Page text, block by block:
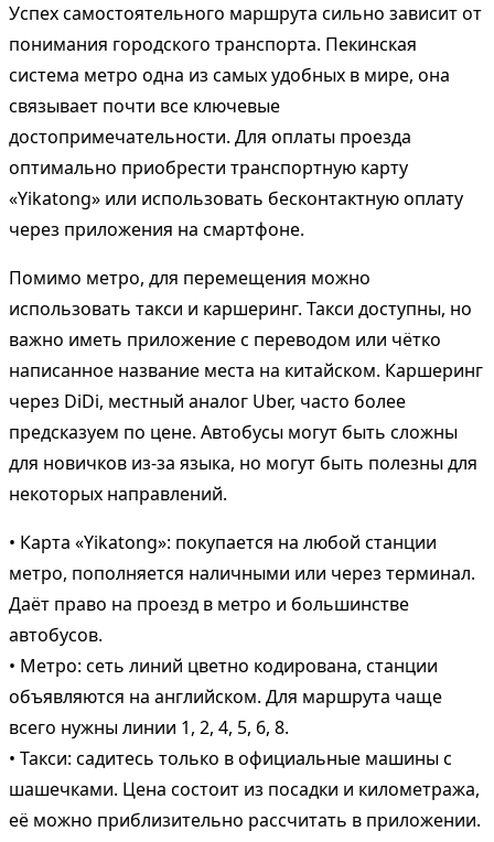
Успех самостоятельного маршрута сильно зависит от
понимания городского транспорта. Пекинская
система метро одна из самых удобных в мире, она
связывает почти все ключевые
достопримечательности. Для оплаты проезда
оптимально приобрести транспортную карту
«Yikatong» или использовать бесконтактную оплату
через приложения на смартфоне.
Помимо метро, для перемещения можно
использовать такси и каршеринг. Такси доступны, но
важно иметь приложение с переводом или чётко
написанное название места на китайском. Каршеринг
через DiDi, местный аналог Uber, часто более
предсказуем по цене. Автобусы могут быть сложны
для новичков из-за языка, но могут быть полезны для
некоторых направлений.
• Карта «Yikatong»: покупается на любой станции
метро, пополняется наличными или через терминал.
Даёт право на проезд в метро и большинстве
автобусов.
• Метро: сеть линий цветно кодирована, станции
объявляются на английском. Для маршрута чаще
всего нужны линии 1, 2, 4, 5, 6, 8.
• Такси: садитесь только в официальные машины с
шашечками. Цена состоит из посадки и километража,
её можно приблизительно рассчитать в приложении.